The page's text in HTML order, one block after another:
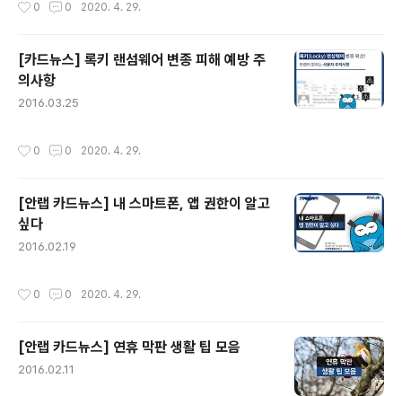
이에 안랩은 ..
0 0 2020. 4. 29.
[카드뉴스] 록키 랜섬웨어 변종 피해 예방 주
의사항
2016.03.25
0 0 2020. 4. 29.
[안랩 카드뉴스] 내 스마트폰, 앱 권한이 알고
싶다
2016.02.19
0 0 2020. 4. 29.
[안랩 카드뉴스] 연휴 막판 생활 팁 모음
2016.02.11